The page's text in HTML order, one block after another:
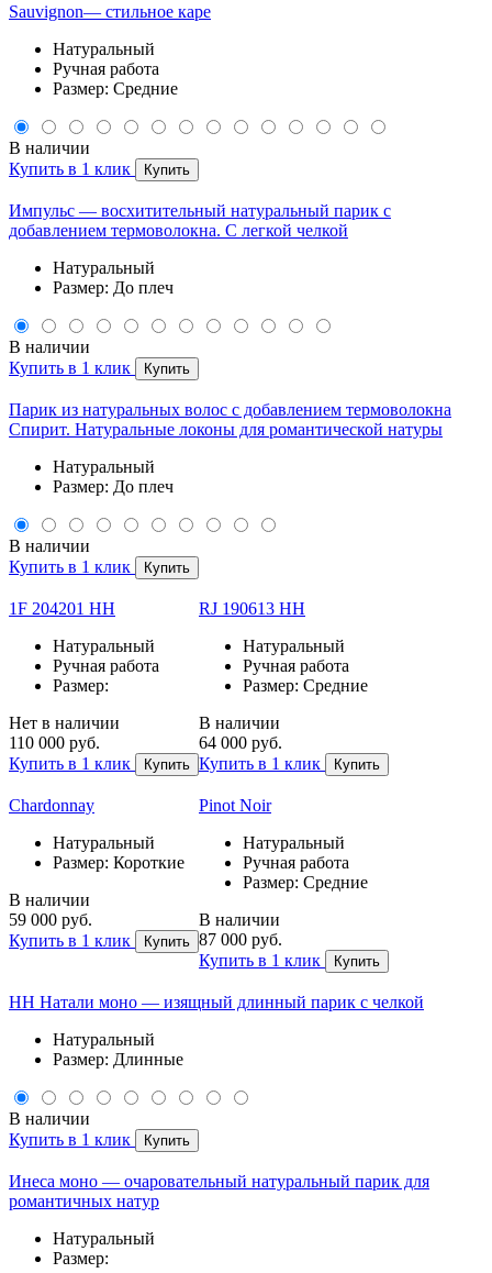
Sauvignon— стильное каре
Натуральный
Ручная работа
Размер: Средние
В наличии
Купить в 1 клик
Купить
Импульс — восхитительный натуральный парик с
добавлением термоволокна. С легкой челкой
Натуральный
Размер: До плеч
В наличии
Купить в 1 клик
Купить
Парик из натуральных волос с добавлением термоволокна
Спирит. Натуральные локоны для романтической натуры
Натуральный
Размер: До плеч
В наличии
Купить в 1 клик
Купить
1F 204201 HH
Натуральный
Ручная работа
Размер:
Нет в наличии
110 000 руб.
Купить в 1 клик
Купить
RJ 190613 НН
Натуральный
Ручная работа
Размер: Средние
В наличии
64 000 руб.
Купить в 1 клик
Купить
Chardonnay
Натуральный
Размер: Короткие
В наличии
59 000 руб.
Купить в 1 клик
Купить
Pinot Noir
Натуральный
Ручная работа
Размер: Средние
В наличии
87 000 руб.
Купить в 1 клик
Купить
НН Натали моно — изящный длинный парик с челкой
Натуральный
Размер: Длинные
В наличии
Купить в 1 клик
Купить
Инеса моно — очаровательный натуральный парик для
романтичных натур
Натуральный
Размер: